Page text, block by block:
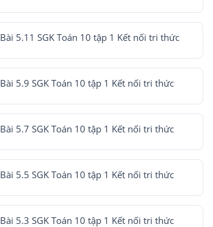
Bài 5.11 SGK Toán 10 tập 1 Kết nối tri thức
Bài 5.9 SGK Toán 10 tập 1 Kết nối tri thức
Bài 5.7 SGK Toán 10 tập 1 Kết nối tri thức
Bài 5.5 SGK Toán 10 tập 1 Kết nối tri thức
Bài 5.3 SGK Toán 10 tập 1 Kết nối tri thức